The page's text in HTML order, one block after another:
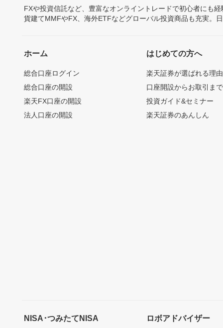
FXや投資信託など、豊富なオンライントレードで初心者にも
貨建てMMFやFX、海外ETFなどグローバル投資商品も充実。
ホーム
総合口座ログイン
総合口座の開設
楽天FX口座の開設
法人口座の開設
はじめての方へ
楽天証券が選ばれる理由
口座開設からお取引ま
投資ガイド&セミナー
楽天証券のあんしん
NISA･つみたてNISA ロボアドバイザー